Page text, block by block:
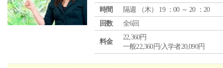
時間
隔週 （木） 19 ：00 ～ 20 ：20
回数
全6回
料金
22,360円
一般22,360円/入学者20,090円